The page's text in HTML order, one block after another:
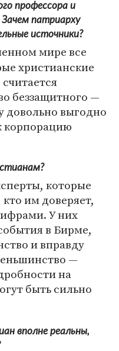
профессора и
патриарху
источники?
мире все
христианские
беззащитного —
довольно выгодно
корпорацию
которые
им доверяет,
У них
в Бирме,
и вправду
—
на
быть сильно
вполне реальны,